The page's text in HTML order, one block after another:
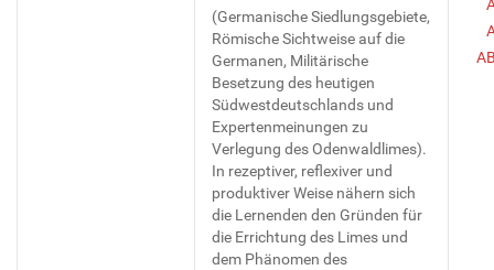
(Germanische Siedlungsgebiete,
Römische Sichtweise auf die
Germanen, Militärische
Besetzung des heutigen
Südwestdeutschlands und
Expertenmeinungen zu
Verlegung des Odenwaldlimes).
In rezeptiver, reflexiver und
produktiver Weise nähern sich
die Lernenden den Gründen für
die Errichtung des Limes und
dem Phänomen des